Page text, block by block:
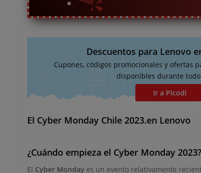
Descuentos para Lenovo
Cupones, códigos promocionales y ofertas
disponibles durante
Ir a Picodi
El Cyber Monday Chile 2023.en Lenovo
¿Cuándo empieza el Cyber Monday 2023?
El Cyber Monday es un evento relativamente